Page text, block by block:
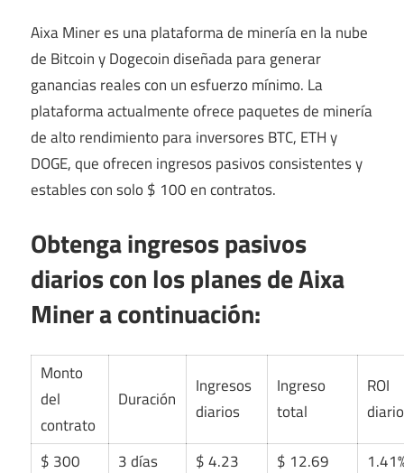
Aixa Miner es una plataforma de minería en la nube
de Bitcoin y Dogecoin diseñada para generar
ganancias reales con un esfuerzo mínimo. La
plataforma actualmente ofrece paquetes de minería
de alto rendimiento para inversores BTC, ETH y
DOGE, que ofrecen ingresos pasivos consistentes y
estables con solo $ 100 en contratos.
Obtenga ingresos pasivos
diarios con los planes de Aixa
Miner a continuación:
Monto
del
contrato
Duración
Ingresos
diarios
Ingreso
total
ROI
diario
$ 300 3 días $ 4.23 $ 12.69